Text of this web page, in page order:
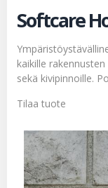
Softcare
kaikille
sekä kivipinnoille.
Tilaa tuote